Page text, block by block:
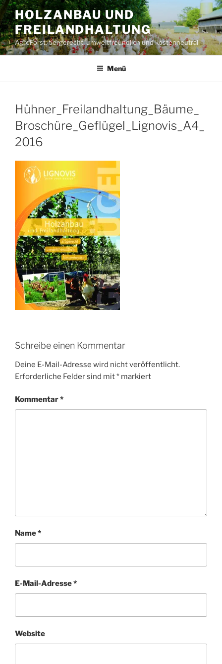
Zum
Inhalt
springen
HOLZANBAU UND
FREILANDHALTUNG
AgroForst: tiergerecht, umweltfreundlich und kostenneutral
Menü
Hühner_Freilandhaltung_Bäume_
Broschüre_Geflügel_Lignovis_A4_
2016
Schreibe einen Kommentar
Deine E-Mail-Adresse wird nicht veröffentlicht.
Erforderliche Felder sind mit* markiert
Kommentar*
Name*
E-Mail-Adresse*
Website